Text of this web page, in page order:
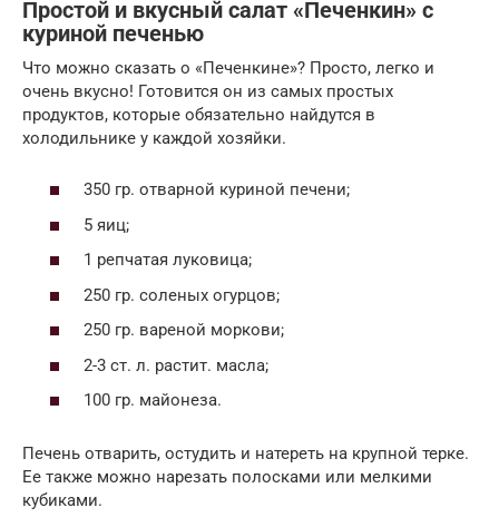
Простой и вкусный салат «Печенкин» с
куриной печенью
Что можно сказать о «Печенкине»? Просто, легко и
очень вкусно! Готовится он из самых простых
продуктов, которые обязательно найдутся в
холодильнике у каждой хозяйки.
350 гр. отварной куриной печени;
5 яиц;
1 репчатая луковица;
250 гр. соленых огурцов;
250 гр. вареной моркови;
2-3 ст. л. растит. масла;
100 гр. майонеза.
Печень отварить, остудить и натереть на крупной терке.
Ее также можно нарезать полосками или мелкими
кубиками.